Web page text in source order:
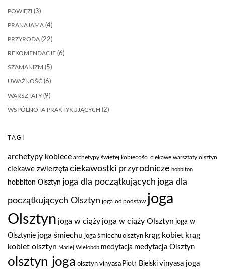
POWIĘZI (3)
PRANAJAMA (4)
PRZYRODA (22)
REKOMENDACJE (6)
SZAMANIZM (5)
UWAŻNOŚĆ (6)
WARSZTATY(9)
WSPÓLNOTA PRAKTYKUJĄCYCH (2)
TAGI
archetypy kobiece archetypy świętej kobiecości ciekawe warsztaty olsztyn
ciekawe zwierzęta ciekawostki przyrodnicze hobbiton
hobbiton Olsztyn joga dla początkujących joga dla
początkujących Olsztyn joga od podstaw joga
Olsztyn joga w ciąży joga w ciąży Olsztyn joga w
Olsztynie joga śmiechu joga śmiechu olsztyn krąg kobiet krąg
kobiet olsztyn Maciej Wielobób medytacja medytacja Olsztyn
olsztyn joga olsztyn vinyasa Piotr Bielski vinyasa joga